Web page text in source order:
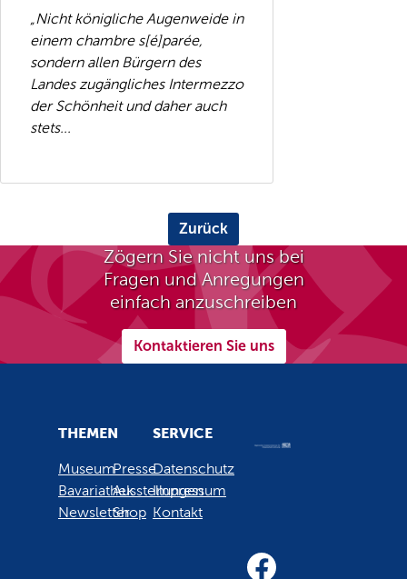
„Nicht königliche Augenweide in
einem chambre s[é]parée,
sondern allen Bürgern des
Landes zugängliches Intermezzo
der Schönheit und daher auch
stets...
Zurück
Zögern Sie nicht uns bei
Fragen und Anregungen
einfach anzuschreiben
Kontaktieren Sie uns
THEMEN
Museum
Bavariathek
Newsletter
Presse
Ausstellungen
Shop
SERVICE
Datenschutz
Impressum
Kontakt